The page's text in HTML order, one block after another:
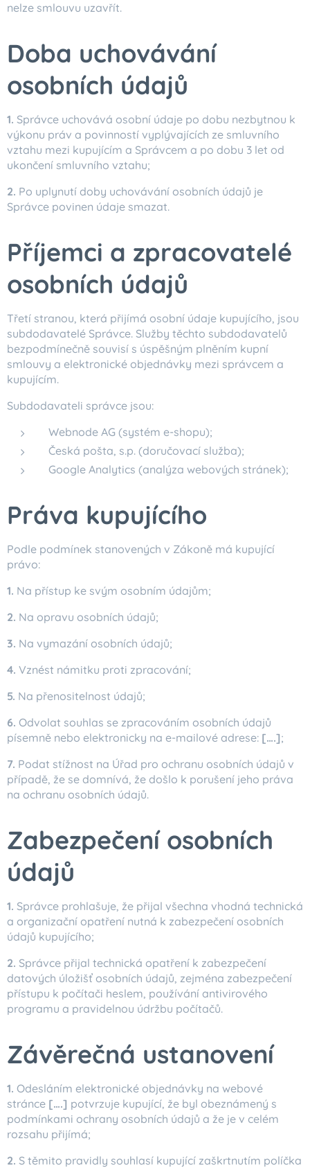
nelze smlouvu uzavřít.
Doba uchovávání
osobních údajů
1. Správce uchovává osobní údaje po dobu nezbytnou k
výkonu práv a povinností vyplývajících ze smluvního
vztahu mezi kupujícím a Správcem a po dobu 3 let od
ukončení smluvního vztahu;
2. Po uplynutí doby uchovávání osobních údajů je
Správce povinen údaje smazat.
Příjemci a zpracovatelé
osobních údajů
Třetí stranou, která přijímá osobní údaje kupujícího, jsou
subdodavatelé Správce. Služby těchto subdodavatelů
bezpodmínečně souvisí s úspěšným plněním kupní
smlouvy a elektronické objednávky mezi správcem a
kupujícím.
Subdodavateli správce jsou:
Webnode AG (systém e-shopu);
Česká pošta, s.p. (doručovací služba);
Google Analytics (analýza webových stránek);
Práva kupujícího
Podle podmínek stanovených v Zákoně má kupující
právo:
1. Na přístup ke svým osobním údajům;
2. Na opravu osobních údajů;
3. Na vymazání osobních údajů;
4. Vznést námitku proti zpracování;
5. Na přenositelnost údajů;
6. Odvolat souhlas se zpracováním osobních údajů
písemně nebo elektronicky na e-mailové adrese: [….];
7. Podat stížnost na Úřad pro ochranu osobních údajů v
případě, že se domnívá, že došlo k porušení jeho práva
na ochranu osobních údajů.
Zabezpečení osobních
údajů
1. Správce prohlašuje, že přijal všechna vhodná technická
a organizační opatření nutná k zabezpečení osobních
údajů kupujícího;
2. Správce přijal technická opatření k zabezpečení
datových úložišť osobních údajů, zejména zabezpečení
přístupu k počítači heslem, používání antivirového
programu a pravidelnou údržbu počítačů.
Závěrečná ustanovení
1. Odesláním elektronické objednávky na webové
stránce [….] potvrzuje kupující, že byl obeznámený s
podmínkami ochrany osobních údajů a že je v celém
rozsahu přijímá;
2. S těmito pravidly souhlasí kupující zaškrtnutím políčka